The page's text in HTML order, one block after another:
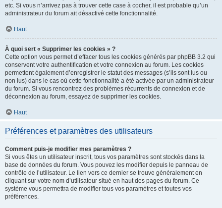
etc. Si vous n’arrivez pas à trouver cette case à cocher, il est probable qu’un
administrateur du forum ait désactivé cette fonctionnalité.
Haut
À quoi sert « Supprimer les cookies » ?
Cette option vous permet d’effacer tous les cookies générés par phpBB 3.2 qui
conservent votre authentification et votre connexion au forum. Les cookies
permettent également d’enregistrer le statut des messages (s’ils sont lus ou
non lus) dans le cas où cette fonctionnalité a été activée par un administrateur
du forum. Si vous rencontrez des problèmes récurrents de connexion et de
déconnexion au forum, essayez de supprimer les cookies.
Haut
Préférences et paramètres des utilisateurs
Comment puis-je modifier mes paramètres ?
Si vous êtes un utilisateur inscrit, tous vos paramètres sont stockés dans la
base de données du forum. Vous pouvez les modifier depuis le panneau de
contrôle de l’utilisateur. Le lien vers ce dernier se trouve généralement en
cliquant sur votre nom d’utilisateur situé en haut des pages du forum. Ce
système vous permettra de modifier tous vos paramètres et toutes vos
préférences.